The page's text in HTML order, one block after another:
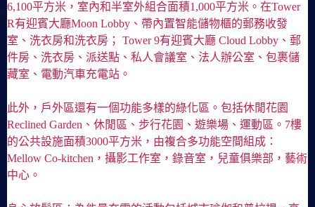
6,100平方米，室內和半室外組合面積1,000平方米。在Tower
R有迎賓大廳Moon Lobby、帶內置智能儲物櫃的郵務收發
室、洗衣房和洗衣房； Tower 9有迎賓大廳 Cloud Lobby、郵
件房、洗衣房、派送點、私人會議室、法人辦公室、包裹儲
藏室、電動汽車充電站。
此外，戶外區還有一個功能多樣的綠化區。包括休閒花園
Reclined Garden、休閒區、步行花園、遊樂場、運動區。7樓
的公共設施面積3000平方米，由複合多功能空間組成：
Mellow Co-kitchen，攝影工作室，錄音室，兒童俱樂部，藝術
中心。